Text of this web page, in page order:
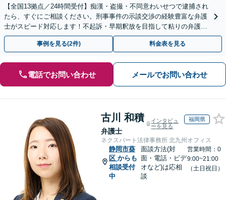
【全国13拠点／24時間受付】痴漢・盗撮・不同意わいせつで逮捕され
たら、すぐにご相談ください。刑事事件の示談交渉の経験豊富な弁護
士がスピード対応します！不起訴・早期釈放を目指して粘りの弁護活
動を行います。
事例を見る(2件) 料金表を見る
電話でお問い合わせ メールでお問い合わせ
古川 和積
弁護士
インタビュ
ーを見る
福岡県
ネクスパート法律事務所 北九州オフィス
静岡市葵
区 からも
相談受付
中
面談方法(対
面・電話・ビデ
オなど)は応相
談
営業時間：0
9:00~21:00
（土日祝日）